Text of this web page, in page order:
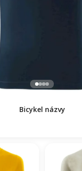
Bicykel názvy